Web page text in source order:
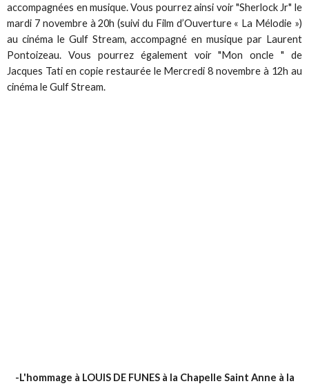
accompagnées en musique. Vous pourrez ainsi voir "Sherlock Jr" le
mardi 7 novembre à 20h (suivi du Film d’Ouverture « La Mélodie »)
au cinéma le Gulf Stream, accompagné en musique par Laurent
Pontoizeau. Vous pourrez également voir "Mon oncle " de
Jacques Tati en copie restaurée le Mercredi 8 novembre à 12h au
cinéma le Gulf Stream.
-L'hommage à LOUIS DE FUNES à la Chapelle Saint Anne à la